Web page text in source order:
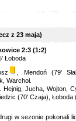
z 23 maja)
2:3 (1:2)
Łoboda
, Mendoń (79'
Warchoł.
Hejnig, Jucha, Wojton,
(70' Czaja), Łoboda
w sezonie pokonali